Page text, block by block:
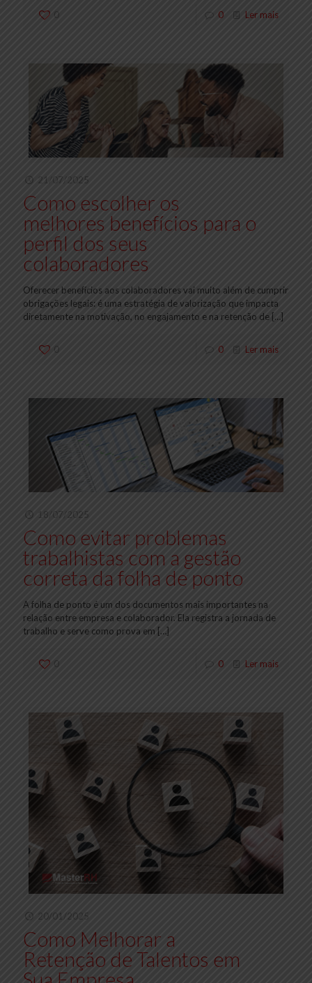
0 0 Ler mais
21/07/2025
Como escolher os
melhores benefícios para o
perfil dos seus
colaboradores
Oferecer benefícios aos colaboradores vai muito além de cumprir
obrigações legais: é uma estratégia de valorização que impacta
diretamente na motivação, no engajamento e na retenção de […]
0 0 Ler mais
18/07/2025
Como evitar problemas
trabalhistas com a gestão
correta da folha de ponto
A folha de ponto é um dos documentos mais importantes na
relação entre empresa e colaborador. Ela registra a jornada de
trabalho e serve como prova em […]
0 0 Ler mais
20/01/2025
Como Melhorar a
Retenção de Talentos em